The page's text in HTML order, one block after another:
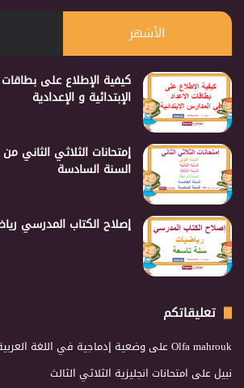
الأشهر
كيفية الإطلاع على
الإبتدائية و الإعدادية
إمتحانات الثلاثي الثاني
السنة السادسة
إصلاح الكتاب المدرسي
تعليقاتكم
Olfa mahroukعلى وضعية إدماجية في اللغة
نبيلعلى امتحانات انجليزية الثلاثي الثالث